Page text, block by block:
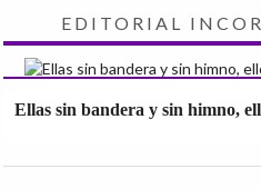
EDITORIAL
Ellas sin bandera y sin himno,